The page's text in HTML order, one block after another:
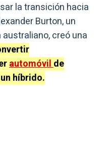
la transición hacia
Burton, un
creó una
automóvilde
híbrido.